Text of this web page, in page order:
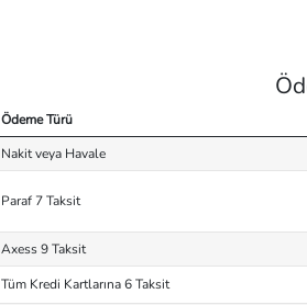
Ödeme Türü
Nakit veya Havale
Paraf 7 Taksit
Axess 9 Taksit
Tüm Kredi Kartlarına 6 Taksit